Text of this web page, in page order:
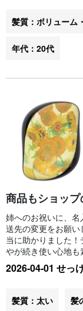
髪質：ボリューム
年代：20代
商品もショッ
姉へのお祝いに、
送先の変更をお願
当に助かりました
やが続き使い心地
2026-04-01 せっ
髪質：太い 髪